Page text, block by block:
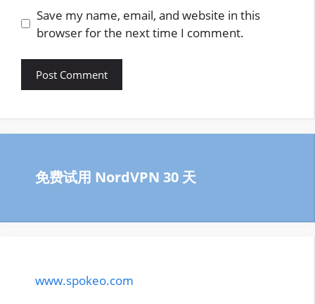
Save my name, email, and website in this
browser for the next time I comment.
免费试用 NordVPN 30 天
www.spokeo.com